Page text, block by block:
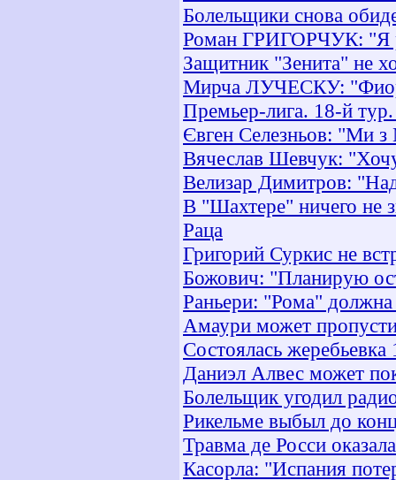
Болельщики снова
Роман ГРИГОРЧУК: "Я
Защитник "Зенита" не
Мирча ЛУЧЕСКУ:
Премьер-лига. 18-й тур.
Євген Селезньов: "Ми
Вячеслав Шевчук:
Велизар Димитров:
В "Шахтере" ничего не
Раца
Григорий Суркис не
Божович: "Планирую
Раньери: "Рома" должна
Амаури может
Состоялась
Даниэл Алвес может
Болельщик угодил
Рикельме выбыл до
Травма де Росси
Касорла: "Испания